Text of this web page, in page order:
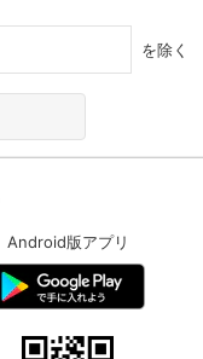
を除く
Android版アプリ